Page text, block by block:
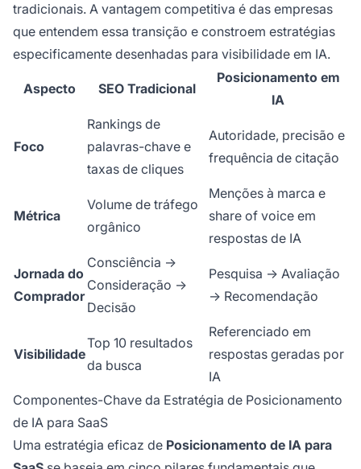
tradicionais. A vantagem competitiva é das empresas
que entendem essa transição e constroem estratégias
especificamente desenhadas para visibilidade em IA.
Aspecto SEO Tradicional
Posicionamento em
IA
Foco
Rankings de
palavras-chave e
taxas de cliques
Autoridade, precisão e
frequência de citação
Métrica
Volume de tráfego
orgânico
Menções à marca e
share of voice em
respostas de IA
Jornada do
Comprador
Consciência →
Consideração →
Decisão
Pesquisa → Avaliação
→ Recomendação
Visibilidade
Top 10 resultados
da busca
Referenciado em
respostas geradas por
IA
Componentes-Chave da Estratégia de Posicionamento
de IA para SaaS
Uma estratégia eficaz de Posicionamento de IA para